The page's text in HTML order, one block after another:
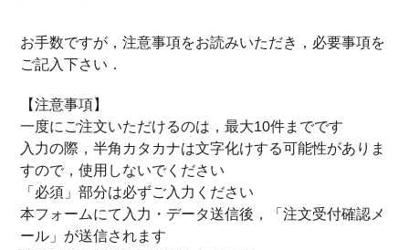
お手数ですが，注意事項をお読みいただき，必要事項を
ご記入下さい．
【注意事項】
一度にご注文いただけるのは，最大10件までです
入力の際，半角カタカナは文字化けする可能性がありま
すので，使用しないでください
「必須」部分は必ずご入力ください
本フォームにて入力・データ送信後，「注文受付確認メ
ール」が送信されます